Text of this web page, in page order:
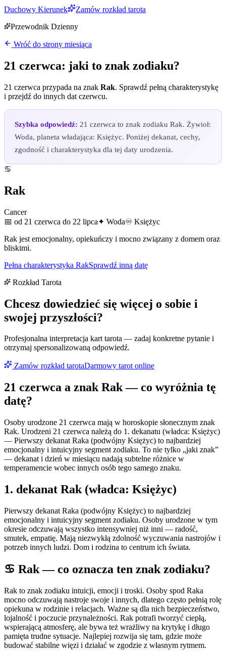
Duchowy Kierunek
Zamów rozkład tarota
Przewodnik Dzienny
Wróć do strony miesiąca
21 czerwca: jaki to znak zodiaku?
21 czerwca przypada na znak Rak. Sprawdź pełną charakterystykę
i przejdź do innych dat czerwcu.
Szybka odpowiedź: 21 czerwca to znak zodiaku Rak. Żywioł:
Woda, planeta władająca: Księżyc. Poniżej dekanat, cechy,
zgodność i charakterystyka dla tej daty urodzenia.
♋
Rak
Cancer
📅 od 21 czerwca do 22 lipca✦ Woda♾ Księżyc
Rak jest emocjonalny, opiekuńczy i mocno związany z domem oraz
bliskimi.
Pełna charakterystyka RakSprawdź inną datę
Rozkład Tarota
Chcesz dowiedzieć się więcej o sobie i
swojej przyszłości?
Profesjonalna interpretacja kart tarota — zadaj konkretne pytanie i
otrzymaj spersonalizowaną odpowiedź.
Zamów rozkład tarotaDarmowy tarot online
21 czerwca a znakRak— co wyróżnia tę
datę?
Osoby urodzone 21 czerwca mają w horoskopie słonecznym znak
Rak. Urodzeni 21 czerwca należą do 1. dekanatu (władca: Księżyc)
— Pierwszy dekanat Raka (podwójny Księżyc) to najbardziej
emocjonalny i intuicyjny segment zodiaku. To nie tylko „jaki znak”
— dekanat i dzień w miesiącu nadają subtelne różnice w
temperamencie wobec innych osób tego samego znaku.
1. dekanat Rak (władca: Księżyc)
Pierwszy dekanat Raka (podwójny Księżyc) to najbardziej
emocjonalny i intuicyjny segment zodiaku. Osoby urodzone w tym
okresie odczuwają wszystko intensywniej niż inni — radość,
smutek, empatię. Mają niezwykłą zdolność wyczuwania nastrojów i
potrzeb innych ludzi. Dom i rodzina to centrum ich świata.
♋ Rak— co oznacza ten znak zodiaku?
Rak to znak zodiaku intuicji, emocji i troski. Osoby spod Raka
mocno odczuwają nastroje swoje i innych, dlatego często pełnią rolę
opiekuna w rodzinie i relacjach. Ważne są dla nich bezpieczeństwo,
lojalność i poczucie przynależności. Rak potrafi tworzyć ciepłą,
wspierającą atmosferę, ale bywa też wrażliwy na krytykę i długo
pamięta trudne sytuacje. Najlepiej rozwija się tam, gdzie może
budować stabilne więzi i działać w zgodzie z własnym rytmem.